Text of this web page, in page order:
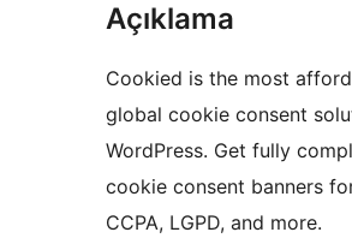
Açıklama
Cookied is the most
global cookie consent
WordPress. Get fully
cookie consent banners
CCPA, LGPD, and more.